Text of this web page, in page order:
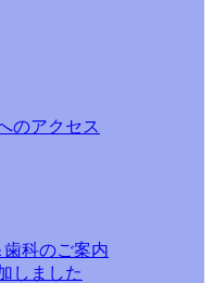
のアクセス
科のご案内
しました